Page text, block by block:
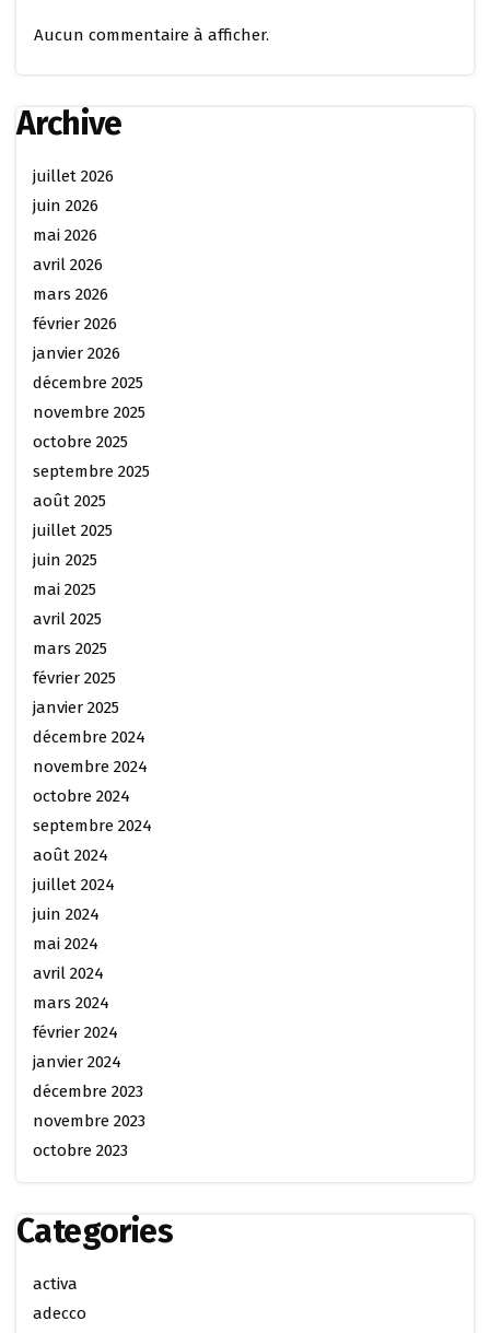
Aucun commentaire à afficher.
Archive
juillet 2026
juin 2026
mai 2026
avril 2026
mars 2026
février 2026
janvier 2026
décembre 2025
novembre 2025
octobre 2025
septembre 2025
août 2025
juillet 2025
juin 2025
mai 2025
avril 2025
mars 2025
février 2025
janvier 2025
décembre 2024
novembre 2024
octobre 2024
septembre 2024
août 2024
juillet 2024
juin 2024
mai 2024
avril 2024
mars 2024
février 2024
janvier 2024
décembre 2023
novembre 2023
octobre 2023
Categories
activa
adecco